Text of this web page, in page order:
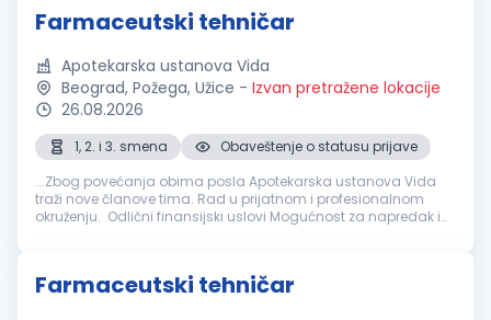
Farmaceutski tehničar
Apotekarska ustanova Vida
Beograd, Požega, Užice - Izvan pretražene lokacije
26.08.2026
1, 2. i 3. smena
Obaveštenje o statusu prijave
...Zbog povećanja obima posla Apotekarska ustanova Vida
traži nove članove tima. Rad u prijatnom i profesionalnom
okruženju. Odlični finansijski uslovi Mogućnost za napredak i
Farmaceutski tehničar